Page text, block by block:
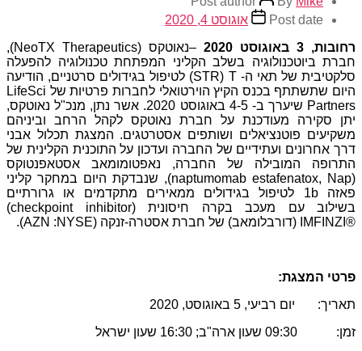
Post date
אוגוסט 4, 2020
רחובות, 3 באוגוסט 2020 –נאוטקס (NeoTX Therapeutics
),
חברת ביוטכנולוגיה בשלב הקליני המפתחת טכנולוגיה להפעלה
סלקטיבית של תאי ה-T
(
STR) לטיפול בגידולים סרטניים, הודיעה
היום שתשתתף בכנס הקיץ הוירטואלי לחברות פרטיות של LifeSci
Partners שיערך ב-4-5
באוגוסט 2020. אשר נתן, מנכ"ל נאוטקס,
יתן סקירה מעודכנת על חברת נאוטקס לקהל הרחב וביניהם
משקיעים פוטנציאלים ושותפים אסטרטגים. המצגת תכלול אבני
דרך אחרונים ועתידיים של החברה ועדכון על התוכנית הקלינית של
התרופה המובילה של החברה, נאפטומומאב אסטאפנטוקס
(naptumomab estafenatox, Nap), שנבדקת היום במחקר קליני
פאזה1b
לטיפול בגידולים ממאירים מתקדמים או גרורתיים
בשילוב עם מעכב בקרה חיסונית (checkpoint inhibitor
)
IMFINZI® (דורבלומאב) של חברת אסטרה-זנקה (NYSE
:
AZN
).
פרטי המצגת:
תאריך: יום רביעי, 5 באוגוסט, 2020
זמן: 09:30 שעון ארה"ב; 16:30 שעון ישראל